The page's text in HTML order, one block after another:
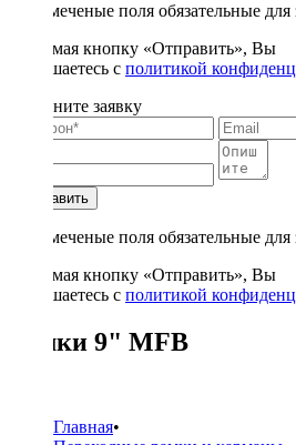
* - отмеченые поля обязательные
Нажимая кнопку «Отправить», Вы
соглашаетесь с политикой
Заполните заявку
Отправить
* - отмеченые поля обязательные
Нажимая кнопку «Отправить», Вы
соглашаетесь с политикой
Рамки 9" MFB
Главная•